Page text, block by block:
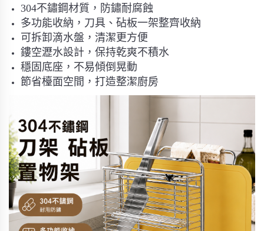
304不鏽鋼材質，防鏽耐腐蝕
多功能收納，刀具、砧板一架整齊收納
可拆卸滴水盤，清潔更方便
鏤空瀝水設計，保持乾爽不積水
穩固底座，不易傾倒晃動
節省檯面空間，打造整潔廚房